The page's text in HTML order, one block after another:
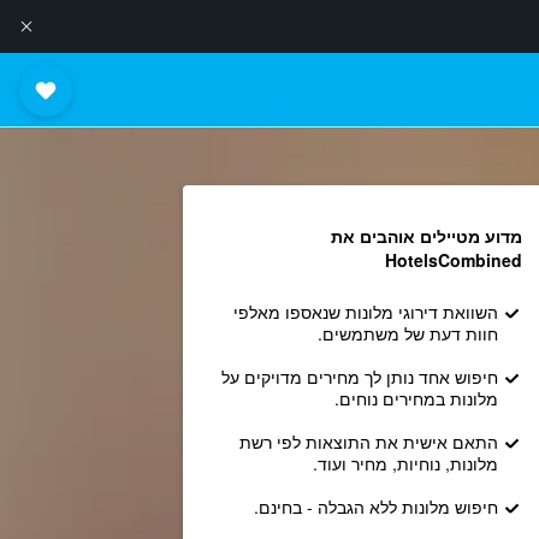
מדוע מטיילים אוהבים את
HotelsCombined
השוואת דירוגי מלונות שנאספו מאלפי
חוות דעת של משתמשים.
חיפוש אחד נותן לך מחירים מדויקים על
מלונות במחירים נוחים.
התאם אישית את התוצאות לפי רשת
מלונות, נוחיות, מחיר ועוד.
חיפוש מלונות ללא הגבלה - בחינם.